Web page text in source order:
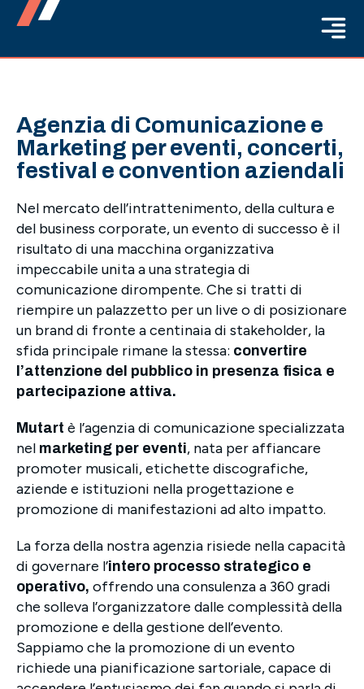
Agenzia di Comunicazione e
Marketing per eventi, concerti,
festival e convention aziendali
Nel mercato dell’intrattenimento, della cultura e
del business corporate, un evento di successo è il
risultato di una macchina organizzativa
impeccabile unita a una strategia di
comunicazione dirompente. Che si tratti di
riempire un palazzetto per un live o di posizionare
un brand di fronte a centinaia di stakeholder, la
sfida principale rimane la stessa: convertire
l’attenzione del pubblico in presenza fisica e
partecipazione attiva.
Mutart è l’agenzia di comunicazione specializzata
nel marketing per eventi, nata per affiancare
promoter musicali, etichette discografiche,
aziende e istituzioni nella progettazione e
promozione di manifestazioni ad alto impatto.
La forza della nostra agenzia risiede nella capacità
di governare l’intero processo strategico e
operativo, offrendo una consulenza a 360 gradi
che solleva l’organizzatore dalle complessità della
promozione e della gestione dell’evento.
Sappiamo che la promozione di un evento
richiede una pianificazione sartoriale, capace di